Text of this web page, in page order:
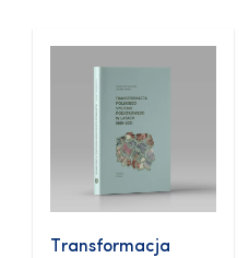
Transformacja